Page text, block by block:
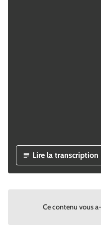
Lire la transcription
Ce contenu vous